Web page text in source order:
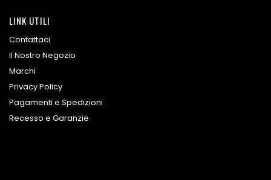
LINK UTILI
Contattaci
Il Nostro Negozio
Marchi
Privacy Policy
Pagamenti e Spedizioni
Recesso e Garanzie